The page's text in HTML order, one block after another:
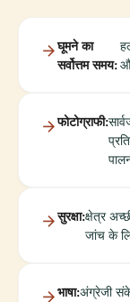
घूमने का
सर्वोत्तम समय:
फोटोग्राफी:
सुरक्षा:क्षेत्र
जांच के
भाषा:अंग्रेजी